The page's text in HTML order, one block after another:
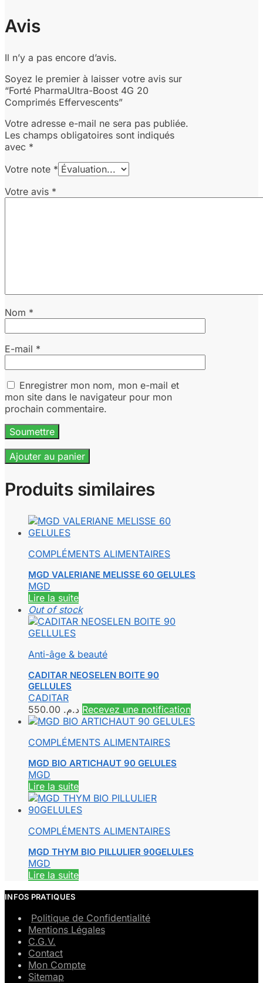
Avis
Il n’y a pas encore d’avis.
Soyez le premier à laisser votre avis sur
“Forté PharmaUltra-Boost 4G 20
Comprimés Effervescents”
Votre adresse e-mail ne sera pas publiée.
Les champs obligatoires sont indiqués
avec *
Votre note *
Votre avis *
Nom *
E-mail *
Enregistrer mon nom, mon e-mail et
mon site dans le navigateur pour mon
prochain commentaire.
Ajouter au panier
Produits similaires
COMPLÉMENTS ALIMENTAIRES
MGD VALERIANE MELISSE 60 GELULES
MGD
Lire la suite
Out of stock
Anti-âge & beauté
CADITAR NEOSELEN BOITE 90
GELLULES
CADITAR
د.م. Recevez une notification
COMPLÉMENTS ALIMENTAIRES
MGD BIO ARTICHAUT 90 GELULES
MGD
Lire la suite
COMPLÉMENTS ALIMENTAIRES
MGD THYM BIO PILLULIER 90GELULES
MGD
Lire la suite
INFOS PRATIQUES
Politique de Confidentialité
Mentions Légales
C.G.V.
Contact
Mon Compte
Sitemap